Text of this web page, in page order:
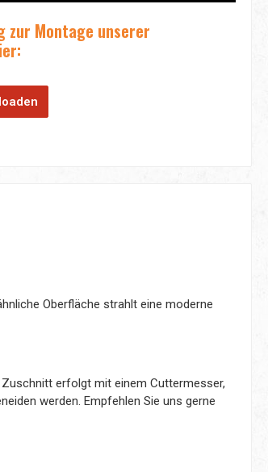
zur Montage unserer
Oberfläche strahlt eine moderne
Zuschnitt erfolgt mit einem Cuttermesser,
werden. Empfehlen Sie uns gerne